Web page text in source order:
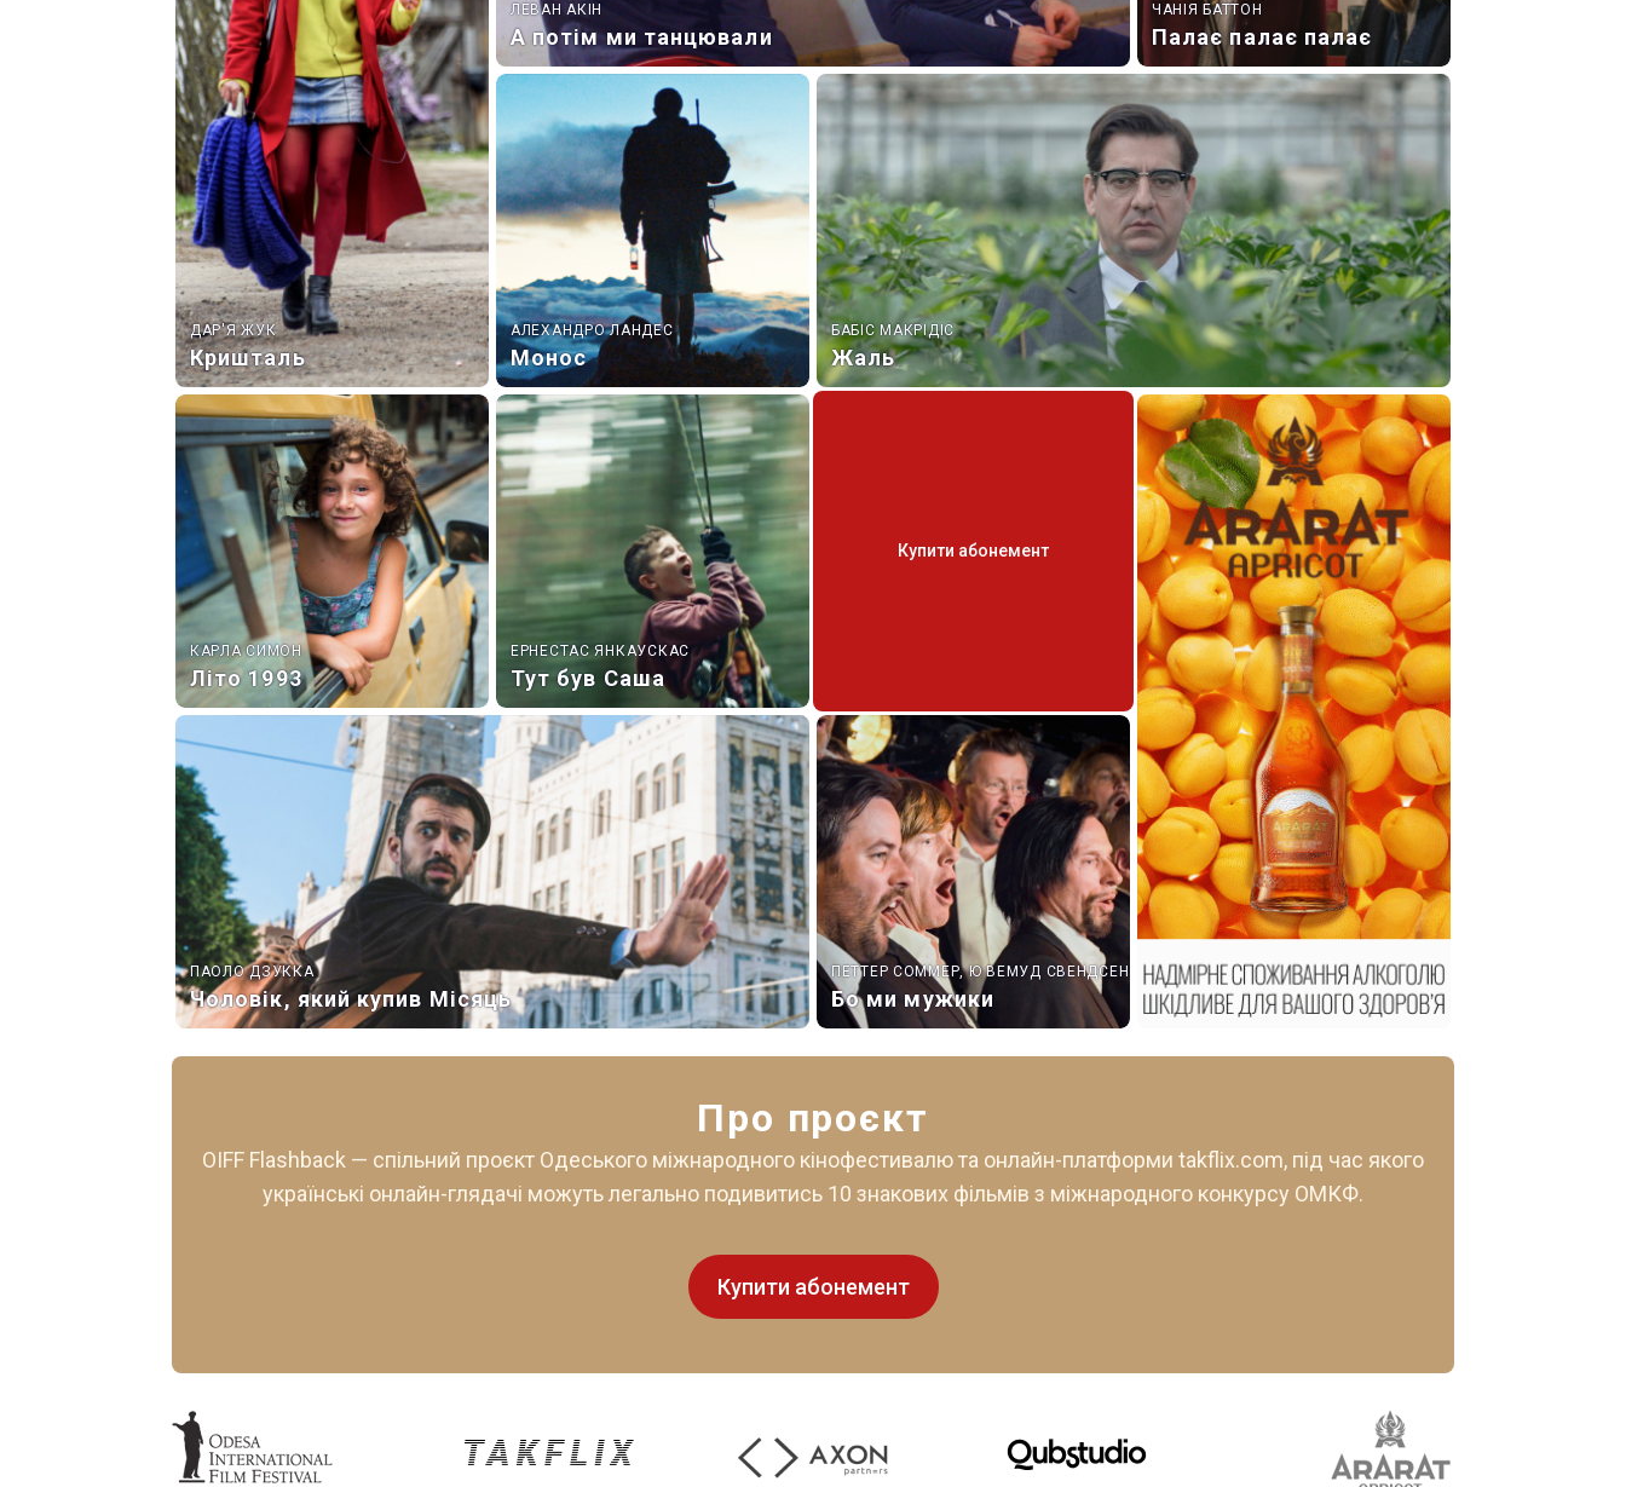
ДАР'Я ЖУК
Кришталь
ЛЕВАН АКІН
А потім ми танцювали
ЧАНІЯ БАТТОН
Палає палає палає
АЛЕХАНДРО ЛАНДЕС
Монос
БАБІС МАКРІДІС
Жаль
КАРЛА СИМОН
Літо 1993
ЕРНЕСТАС ЯНКАУСКАС
Тут був Саша
Купити абонемент
ПАОЛО ДЗУККА
Чоловік, який купив Місяць
ПЕТТЕР СОММЕР, Ю ВЕМУД СВЕНДСЕН
Бо ми мужики
Про проєкт
OIFF Flashback — спільний проєкт Одеського міжнародного кінофестивалю та онлайн-платформи takflix.com, під час якого
українські онлайн-глядачі можуть легально подивитись 10 знакових фільмів з міжнародного конкурсу ОМКФ.
Купити абонемент